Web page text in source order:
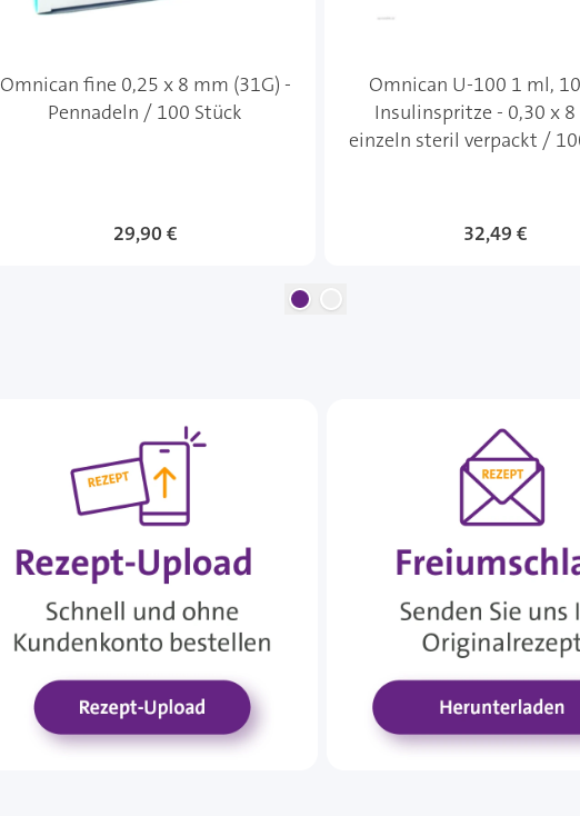
Omnican fine 0,25 x 8 mm (31G) -
Pennadeln / 100 Stück
29,90 €
Omnican U-100 1 ml,
Insulinspritze - 0,30 x
einzeln steril verpackt /
32,49 €